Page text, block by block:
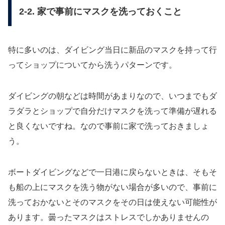
2-2. 家で事前にマスクを洗っておくこと
特に多いのは、ダイビング当日に新品のマスクを持って行
ってショップについてから洗うパターンです。
ダイビングの朝などは時間があまりなので、いつまでもダ
ラダラとショップで自分だけマスクを洗って準備が遅れる
と良くないですね。なので事前に家で洗っておきましょ
う。
ボートダイビングなどで一日港に戻らないときは、そもそ
も船の上にマスクを洗う物がない場合が多いので、事前に
洗っておかないとそのマスクをその日は使えない可能性が
あります。曇ったマスクはストレスでしかありませんの